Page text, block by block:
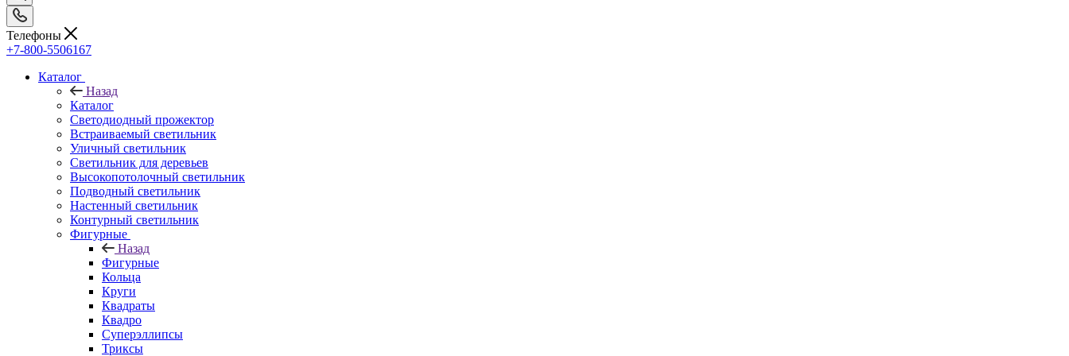
Телефоны
+7-800-5506167
Каталог
Назад
Каталог
Светодиодный прожектор
Встраиваемый светильник
Уличный светильник
Светильник для деревьев
Высокопотолочный светильник
Подводный светильник
Настенный светильник
Контурный светильник
Фигурные
Назад
Фигурные
Кольца
Круги
Квадраты
Квадро
Суперэллипсы
Триксы